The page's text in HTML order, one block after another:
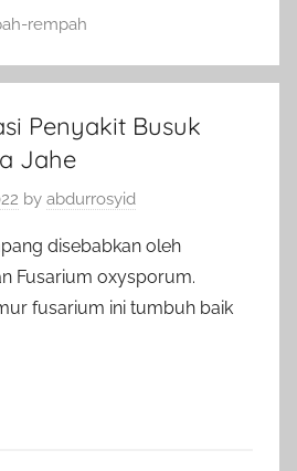
rempah
Penyakit Busuk
Jahe
by abdurrosyid
disebabkan oleh
Fusarium oxysporum.
fusarium ini tumbuh baik